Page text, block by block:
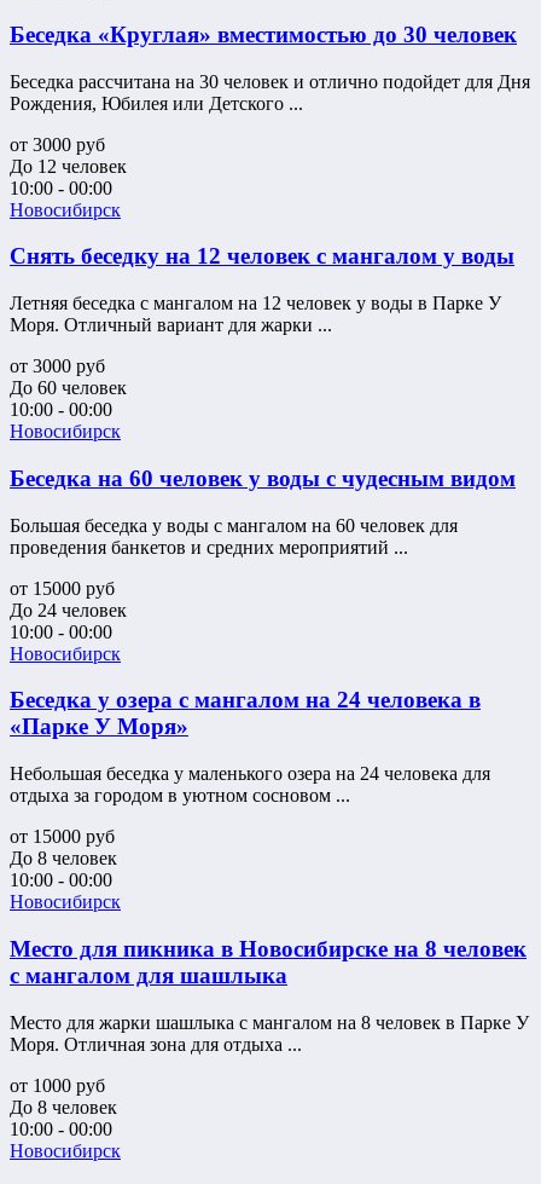
Беседка «Круглая» вместимостью до 30 человек
Беседка рассчитана на 30 человек и отлично подойдет для Дня
Рождения, Юбилея или Детского ...
от 3000 руб
До 12 человек
10:00 - 00:00
Новосибирск
Снять беседку на 12 человек с мангалом у воды
Летняя беседка с мангалом на 12 человек у воды в Парке У
Моря. Отличный вариант для жарки ...
от 3000 руб
До 60 человек
10:00 - 00:00
Новосибирск
Беседка на 60 человек у воды с чудесным видом
Большая беседка у воды с мангалом на 60 человек для
проведения банкетов и средних мероприятий ...
от 15000 руб
До 24 человек
10:00 - 00:00
Новосибирск
Беседка у озера с мангалом на 24 человека в
«Парке У Моря»
Небольшая беседка у маленького озера на 24 человека для
отдыха за городом в уютном сосновом ...
от 15000 руб
До 8 человек
10:00 - 00:00
Новосибирск
Место для пикника в Новосибирске на 8 человек
с мангалом для шашлыка
Место для жарки шашлыка с мангалом на 8 человек в Парке У
Моря. Отличная зона для отдыха ...
от 1000 руб
До 8 человек
10:00 - 00:00
Новосибирск